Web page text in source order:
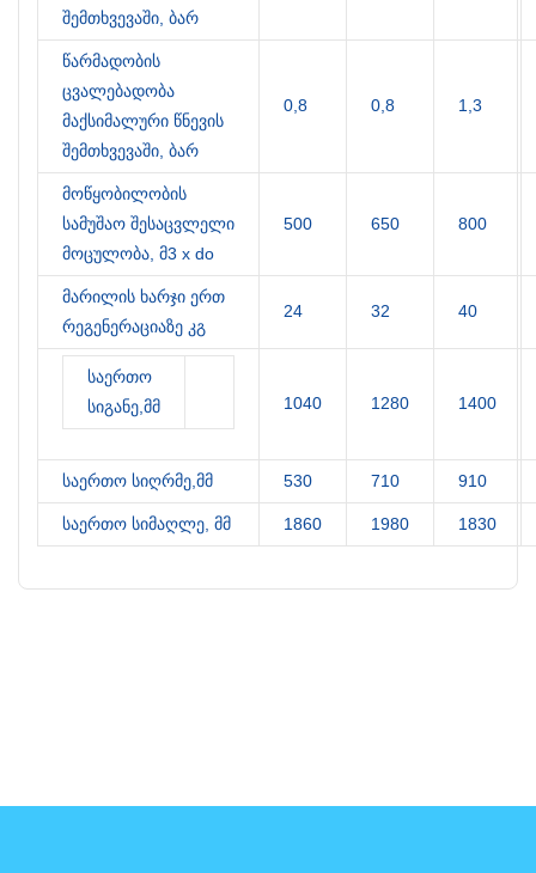
შემთხვევაში, ბარ
წარმადობის
ცვალებადობა
მაქსიმალური წნევის
შემთხვევაში, ბარ
0,8 0,8 1,3
მოწყობილობის
სამუშაო შესაცვლელი
მოცულობა, მ3 х do
500 650 800
მარილის ხარჯი ერთ
რეგენერაციაზე კგ
24 32 40
საერთო
სიგანე,მმ
1040 1280 1400
საერთო სიღრმე,მმ 530 710 910
საერთო სიმაღლე, მმ 1860 1980 1830